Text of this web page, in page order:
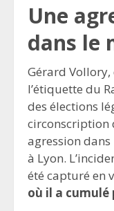
Une
dans le
Gérard Vollory,
l’étiquette du
des élections
circonscription
agression
à Lyon.
été capturé en
où il a cumulé